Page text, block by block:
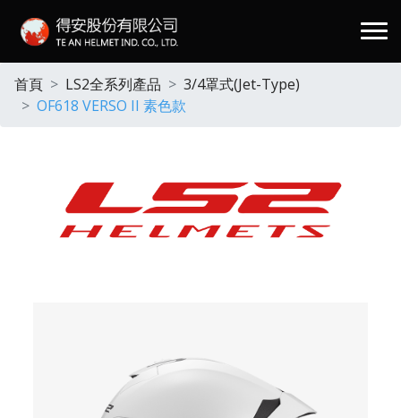
首頁 LS2全系列產品
3/4罩式(Jet-Type)
OF618 VERSO II 素色款